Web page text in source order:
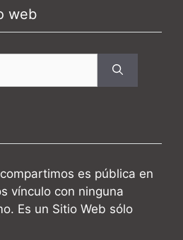
web
es pública en
vínculo con ninguna
Es un Sitio Web sólo